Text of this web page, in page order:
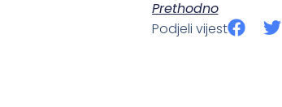
Prethodno
Podjeli vijest